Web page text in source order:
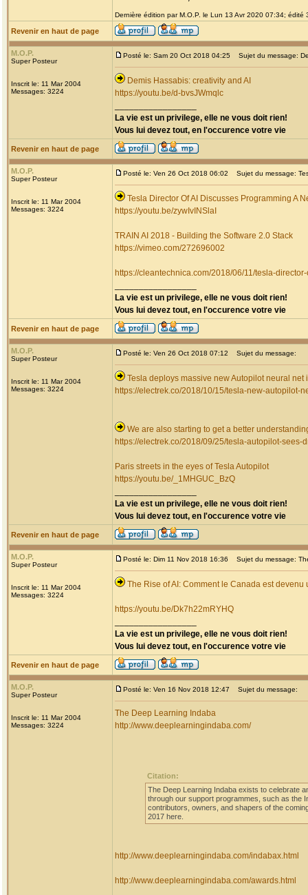
Dernière édition par M.O.P. le Lun 13 Avr 2020 07:34; édité
Revenir en haut de page
M.O.P.
Super Posteur
Inscrit le: 11 Mar 2004
Messages: 3224
Posté le: Sam 20 Oct 2018 04:25 Sujet du message:
Demis Hassabis: creativity and AI
https://youtu.be/d-bvsJWmqlc
La vie est un privilege, elle ne vous doit rien!
Vous lui devez tout, en l'occurence votre vie
Revenir en haut de page
M.O.P.
Super Posteur
Inscrit le: 11 Mar 2004
Messages: 3224
Posté le: Ven 26 Oct 2018 06:02 Sujet du message:
Tesla Director Of AI Discusses Programming A
https://youtu.be/zywIvINSlaI
TRAIN AI 2018 - Building the Software 2.0 Stack
https://vimeo.com/272696002
https://cleantechnica.com/2018/06/11/tesla-
La vie est un privilege, elle ne vous doit rien!
Vous lui devez tout, en l'occurence votre vie
Revenir en haut de page
M.O.P.
Super Posteur
Inscrit le: 11 Mar 2004
Messages: 3224
Posté le: Ven 26 Oct 2018 07:12 Sujet du message:
Tesla deploys massive new Autopilot neural
https://electrek.co/2018/10/15/tesla-new-autopilot-
We are also starting to get a better
https://electrek.co/2018/09/25/tesla-autopilot-sees-
Paris streets in the eyes of Tesla Autopilot
https://youtu.be/_1MHGUC_BzQ
La vie est un privilege, elle ne vous doit rien!
Vous lui devez tout, en l'occurence votre vie
Revenir en haut de page
M.O.P.
Super Posteur
Inscrit le: 11 Mar 2004
Messages: 3224
Posté le: Dim 11 Nov 2018 16:36 Sujet du message:
The Rise of AI: Comment le Canada est
https://youtu.be/Dk7h22mRYHQ
La vie est un privilege, elle ne vous doit rien!
Vous lui devez tout, en l'occurence votre vie
Revenir en haut de page
M.O.P.
Super Posteur
Inscrit le: 11 Mar 2004
Messages: 3224
Posté le: Ven 16 Nov 2018 12:47 Sujet du message:
The Deep Learning Indaba
http://www.deeplearningindaba.com/
Citation:
The Deep Learning Indaba exists to celebrate
through our support programmes, such as the
contributors, owners, and shapers of the
2017 here.
http://www.deeplearningindaba.com/indabax.html
http://www.deeplearningindaba.com/awards.html